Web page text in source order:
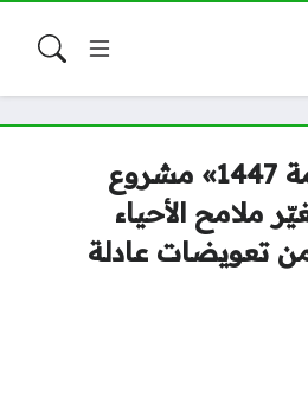
«هدد مكة المكرمة 1447» مشروع
ملامح الأحياء
تعويضات عادلة